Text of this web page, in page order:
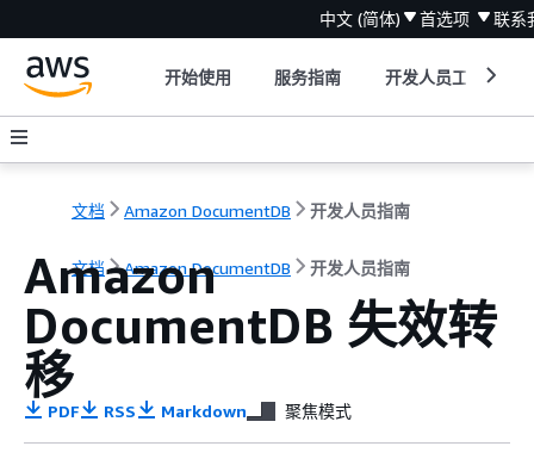
中文 (简体) 首选项 联系
开始使用 服务指南 开发人员工具
文档 Amazon DocumentDB 开发人员指南
文档 Amazon DocumentDB 开发人员指南
Amazon
DocumentDB 失效转
移
PDF RSS Markdown 聚焦模式